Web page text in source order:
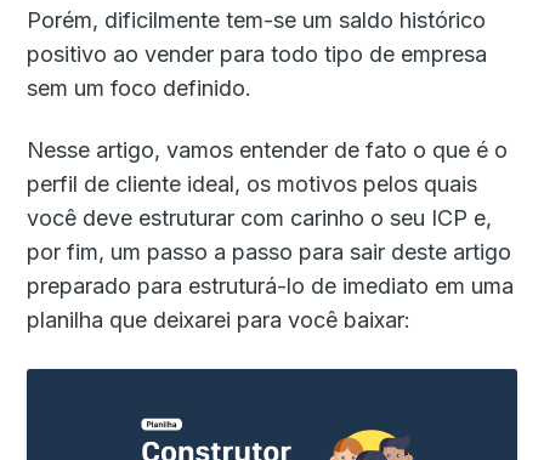
Porém, dificilmente tem-se um saldo histórico
positivo ao vender para todo tipo de empresa
sem um foco definido.
Nesse artigo, vamos entender de fato o que é o
perfil de cliente ideal, os motivos pelos quais
você deve estruturar com carinho o seu ICP e,
por fim, um passo a passo para sair deste artigo
preparado para estruturá-lo de imediato em uma
planilha que deixarei para você baixar: